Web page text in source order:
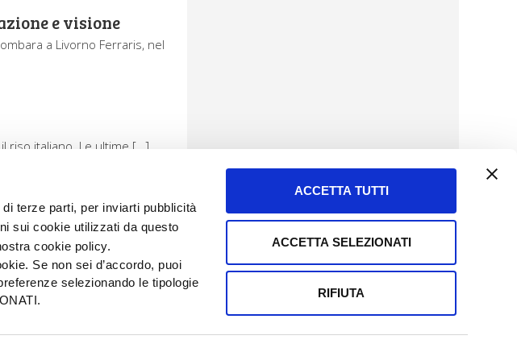
terze parti, per inviarti pubblicità
sui cookie utilizzati da questo
cookie policy.
Se non sei d’accordo, puoi
selezionando le tipologie
ACCETTA TUTTI
ACCETTA SELEZIONATI
RIFIUTA
e visione
a Livorno Ferraris, nel
riso italiano. Le ultime […]
PUBBLICITÀ
Tel + 39.045.8057523
pubblicita@informatoreagrario.it
Tel + 39.045.8009480
clienti@informatoreagrario.it